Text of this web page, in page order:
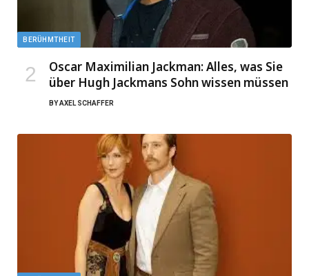
BERÜHMTHEIT
Oscar Maximilian Jackman: Alles, was Sie
über Hugh Jackmans Sohn wissen müssen
BYAXEL SCHAFFER